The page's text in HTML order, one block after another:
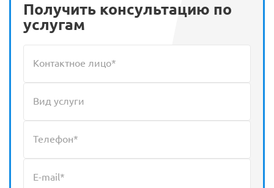
Получить консультацию по
услугам